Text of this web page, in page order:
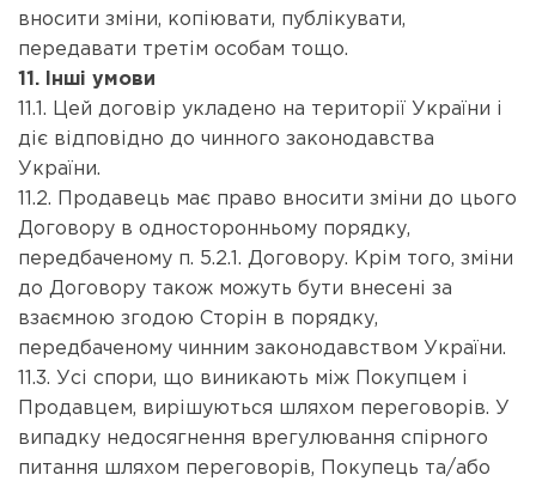
вносити зміни, копіювати, публікувати,
передавати третім особам тощо.
11. Інші умови
11.1. Цей договір укладено на території України і
діє відповідно до чинного законодавства
України.
11.2. Продавець має право вносити зміни до цього
Договору в односторонньому порядку,
передбаченому п. 5.2.1. Договору. Крім того, зміни
до Договору також можуть бути внесені за
взаємною згодою Сторін в порядку,
передбаченому чинним законодавством України.
11.3. Усі спори, що виникають між Покупцем і
Продавцем, вирішуються шляхом переговорів. У
випадку недосягнення врегулювання спірного
питання шляхом переговорів, Покупець та/або